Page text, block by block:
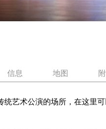
信息 地图
艺术公演的场所，在这里